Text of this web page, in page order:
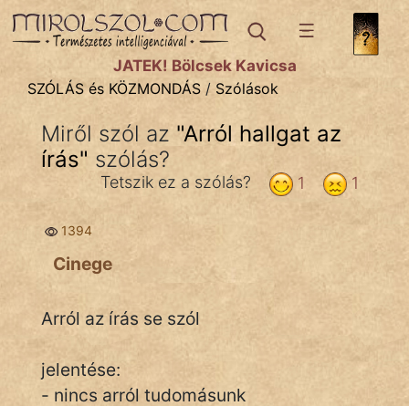
SZÓLÁS ÉS KÖZMONDÁStémák:
Bibliai
Közmondások
Szállóigék
Szóláscsoportok
Szólások
Tréfás
JÁTÉK! Bölcsek Kavicsa
SZÓLÁS és KÖZMONDÁS / Szólások
Miről szól az "Arról hallgat az
írás" szólás?
1
1
Tetszik ez a szólás?
1394
Cinege
Arról az írás se szól
jelentése:
- nincs arról tudomásunk